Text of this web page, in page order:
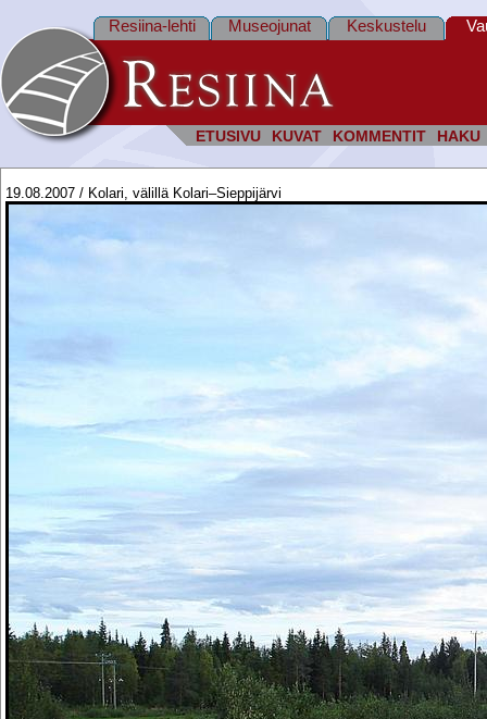
ETUSIVU KUVAT KOMMENTIT HAKU
Resiina-lehti Museojunat Keskustelu
19.08.2007 / Kolari, välillä Kolari–Sieppijärvi